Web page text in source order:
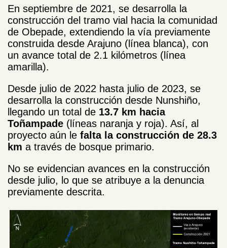
En septiembre de 2021, se desarrolla la
construcción del tramo vial hacia la comunidad
de Obepade, extendiendo la vía previamente
construida desde Arajuno (línea blanca), con
un avance total de 2.1 kilómetros (línea
amarilla).
Desde julio de 2022 hasta julio de 2023, se
desarrolla la construcción desde Nunshiño,
llegando un total de 13.7 km hacia
Toñampade (líneas naranja y roja). Así, al
proyecto aún le falta la construcción de 28.3
km a través de bosque primario.
No se evidencian avances en la construcción
desde julio, lo que se atribuye a la denuncia
previamente descrita.